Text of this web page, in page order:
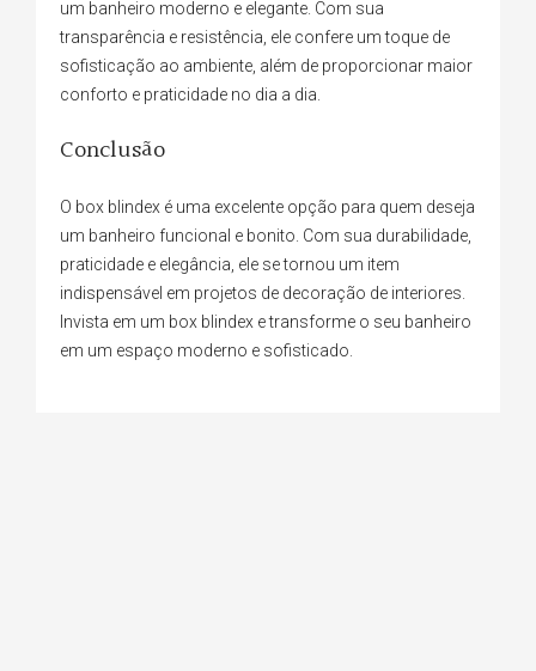
um banheiro moderno e elegante. Com sua
transparência e resistência, ele confere um toque de
sofisticação ao ambiente, além de proporcionar maior
conforto e praticidade no dia a dia.
Conclusão
O box blindex é uma excelente opção para quem deseja
um banheiro funcional e bonito. Com sua durabilidade,
praticidade e elegância, ele se tornou um item
indispensável em projetos de decoração de interiores.
Invista em um box blindex e transforme o seu banheiro
em um espaço moderno e sofisticado.